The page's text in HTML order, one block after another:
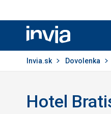
Invia.sk
Invia.sk Dovolenka
Hotel